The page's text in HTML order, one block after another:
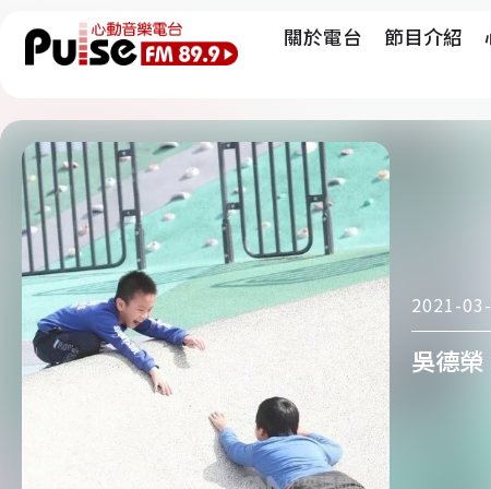
關於電台 節目介紹
2021-
吳德